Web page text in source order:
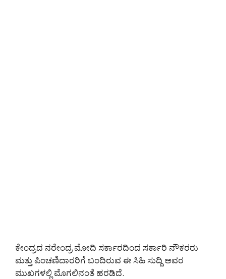
ಕೇಂದ್ರದ ನರೇಂದ್ರ ಮೋದಿ ಸರ್ಕಾರದಿಂದ ಸರ್ಕಾರಿ ನೌಕರರು
ಮತ್ತು ಪಿಂಚಣಿದಾರರಿಗೆ ಬಂದಿರುವ ಈ ಸಿಹಿ ಸುದ್ದಿ ಅವರ
ಮುಖಗಳಲ್ಲಿ ಮೊಗಲಿನಂತೆ ಹರಡಿದೆ.